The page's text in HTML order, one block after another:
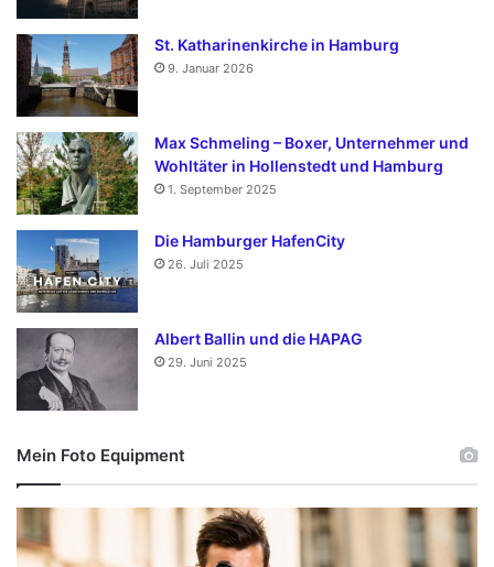
St. Katharinenkirche in Hamburg
9. Januar 2026
Max Schmeling – Boxer, Unternehmer und
Wohltäter in Hollenstedt und Hamburg
1. September 2025
Die Hamburger HafenCity
26. Juli 2025
Albert Ballin und die HAPAG
29. Juni 2025
Mein Foto Equipment